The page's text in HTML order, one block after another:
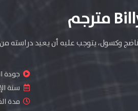
وكسول، يتوجب عليه أن يعيد
جودة
سنة
مدة